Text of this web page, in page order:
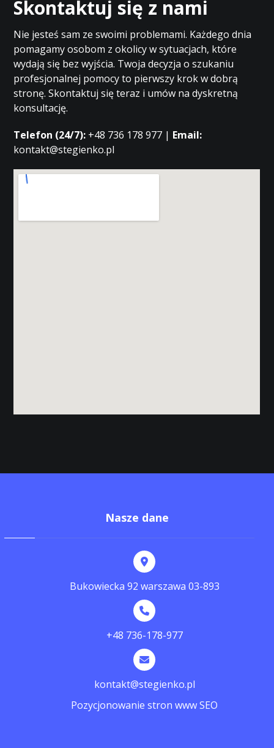
Skontaktuj się z nami
Nie jesteś sam ze swoimi problemami. Każdego dnia
pomagamy osobom z okolicy w sytuacjach, które
wydają się bez wyjścia. Twoja decyzja o szukaniu
profesjonalnej pomocy to pierwszy krok w dobrą
stronę. Skontaktuj się teraz i umów na dyskretną
konsultację.
Telefon (24/7): +48 736 178 977 | Email:
kontakt@stegienko.pl
Nasze dane
Bukowiecka 92 warszawa 03-893
+48 736-178-977
kontakt@stegienko.pl
Pozycjonowanie stron www SEO